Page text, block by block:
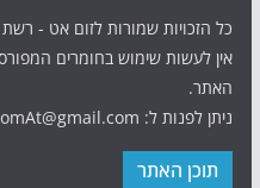
כל הזכויות שמורות לזום אט - רשת
אין לעשות שימוש בחומרים
האתר.
ניתן לפנות ל: Avihai.ZoomAt@gmail.com
תוכן האתר